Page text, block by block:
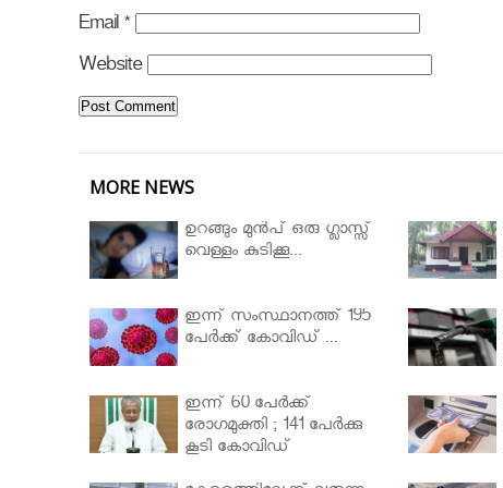
Email *
Website
MORE NEWS
ഉറങ്ങും മുന്‍പ് ഒരു ഗ്ലാസ്സ്
വെള്ളം കുടിക്കൂ...
ഇന്ന് സംസ്ഥാനത്ത് 195
പേര്‍ക്ക് കോവിഡ് ...
ഇന്ന് 60 പേർക്ക്
രോഗമുക്തി ; 141 പേര്‍ക്കു
കൂടി കോവിഡ്